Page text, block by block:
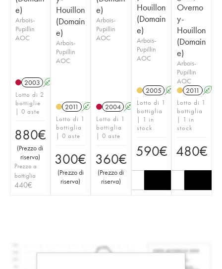
e)
Arbois-
Pupillin
AOC
2003 A
Lotto di 2
bottiglie
| 0 aste
880€
(Prezzo di
riserva)
Prezzo a
bottiglia
440€
Houillon
(Domain
e)
Arbois-
Pupillin
AOC
2011 A S
Lotto di 1
bottiglia
| 0 aste
300€
(Prezzo di
riserva)
e)
Arbois-
Pupillin
AOC
2004 A S
Lotto di 1
bottiglia
| 0 aste
360€
(Prezzo di
riserva)
Houillon
(Domain
e)
Arbois-
Pupillin
AOC
2005 A S
Lotto di 1
bottiglia
| 1 in
stock
590€
Overno
y-
Houillon
(Domain
e)
Arbois-
Pupillin
AOC
2011
A
Lotto di 1
bottiglia
| 1 in
stock
480€